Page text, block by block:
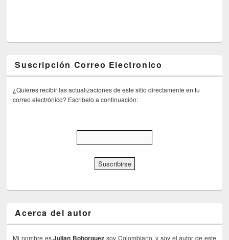
Suscripción Correo Electronico
¿Quieres recibir las actualizaciones de este sitio directamente en tu
correo electrónico? Escribelo a continuación:
Acerca del autor
Mi nombre esJulian Bohorquez soy Colombiano, y soy el autor de este